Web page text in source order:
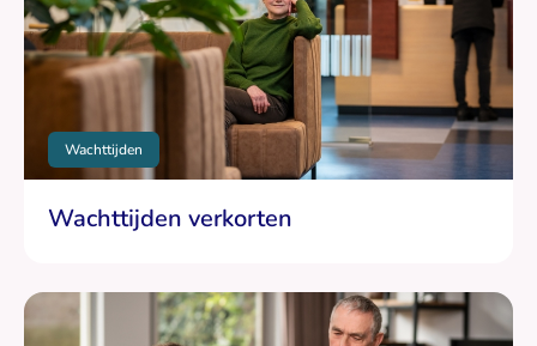
Wachttijden verkorten
Wachttijden